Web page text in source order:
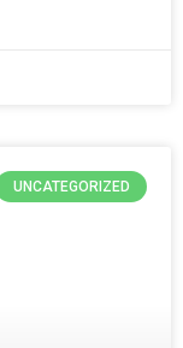
UNCATEGORIZED